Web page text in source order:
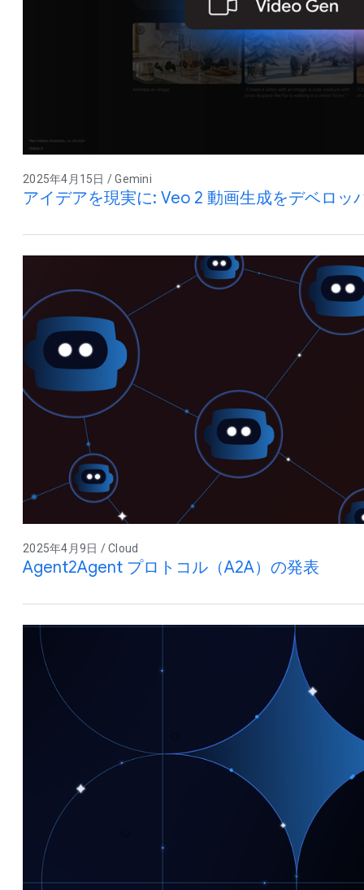
2025年4月15日 / Gemini
アイデアを現実に: Veo 2 動画生成をデベロッ
2025年4月9日 / Cloud
Agent2Agent プロトコル（A2A）の発表